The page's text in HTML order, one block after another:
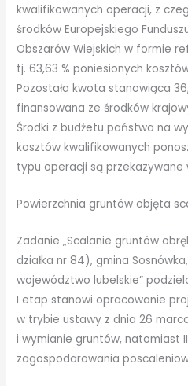
kwalifikowanych operacji, z
środków Europejskiego
Obszarów Wiejskich w formie
tj. 63,63 % poniesionych
Pozostała kwota stanowiąca
finansowana ze środków
Środki z budżetu państwa na
kosztów kwalifikowanych
typu operacji są
Powierzchnia gruntów objęta
Zadanie „Scalanie gruntów
działka nr 84), gmina
województwo lubelskie”
I etap stanowi opracowanie
w trybie ustawy z dnia 26
i wymianie gruntów, natomiast
zagospodarowania